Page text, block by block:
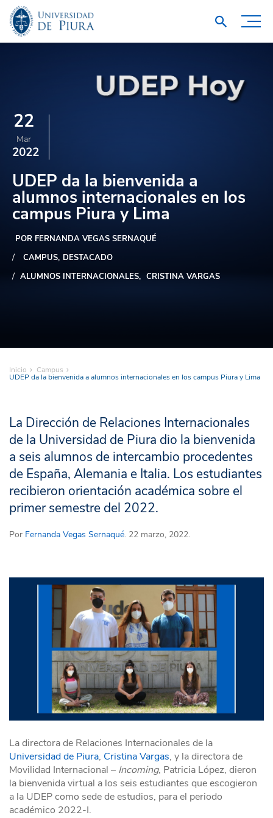
22
Mar
2022
UDEP da la bienvenida a
alumnos internacionales en los
campus Piura y Lima
POR FERNANDA VEGAS SERNAQUÉ
CAMPUS DESTACADO
ALUMNOS INTERNACIONALES
CRISTINA VARGAS
Inicio Campus
UDEP da la bienvenida a alumnos internacionales en los campus Piura y Lima
La Dirección de Relaciones Internacionales
de la Universidad de Piura dio la bienvenida
a seis alumnos de intercambio procedentes
de España, Alemania e Italia. Los estudiantes
recibieron orientación académica sobre el
primer semestre del 2022.
Por Fernanda Vegas Sernaqué. 22 marzo, 2022.
La directora de Relaciones Internacionales de la
Universidad de Piura, Cristina Vargas, y la directora de
Movilidad Internacional – Incoming, Patricia López, dieron
la bienvenida virtual a los seis estudiantes que escogieron
a la UDEP como sede de estudios, para el periodo
académico 2022-I.